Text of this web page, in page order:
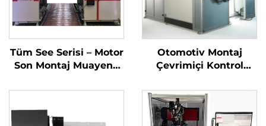
Tüm See Serisi – Motor
Son Montaj Muayene
Otomotiv Montaj
Çevrimiçi Kontrol